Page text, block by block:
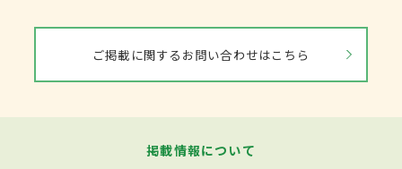
ご掲載に関するお問い合わせはこちら
掲載情報について